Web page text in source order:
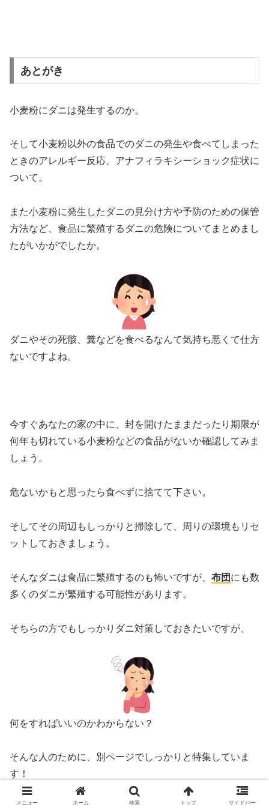
あとがき
小麦粉にダニは発生するのか。
そして小麦粉以外の食品でのダニの発生や食べてしまった
ときのアレルギー反応、アナフィラキシーショック症状に
ついて。
また小麦粉に発生したダニの見分け方や予防のための保管
方法など、食品に繁殖するダニの危険についてまとめまし
たがいかがでしたか。
ダニやその死骸、糞などを食べるなんて気持ち悪くて仕方
ないですよね。
今すぐあなたの家の中に、封を開けたままだったり期限が
何年も切れている小麦粉などの食品がないか確認してみま
しょう。
危ないかもと思ったら食べずに捨てて下さい。
そしてその周辺もしっかりと掃除して、周りの環境もリセ
ットしておきましょう。
そんなダニは食品に繁殖するのも怖いですが、 布団 にも数
多くのダニが繁殖する可能性があります。
そちらの方でもしっかりダニ対策しておきたいですが、
何をすればいいのかわからない？
そんな人のために、別ページでしっかりと特集していま
す！
メニュー ホーム 検索 トップ サイドバー